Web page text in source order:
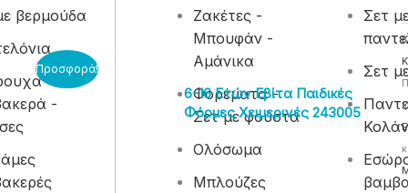
βερμούδα
-
Ζακέτες -
Μπουφάν -
Αμάνικα
Φορέματα -
Σετ με φούστα
Ολόσωμα
Μπλούζες
Σετ
Σετ
Κολάν
Προσφορά!
Original
price
was:
17,00€.
Η
τρέχουσα
τιμή
6-16 Ετών Εβίτα Παιδικές
Φόρμες Χειμερινές 243005